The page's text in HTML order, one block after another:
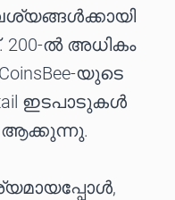
ൽ അധികം
യുടെ
ഇടപാടുകൾ
ആക്കുന്നു.